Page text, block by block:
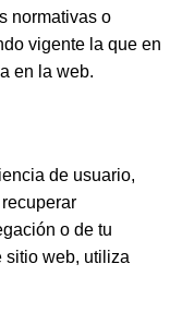
normativas o
vigente la que en
en la web.
de usuario,
o de tu
sitio web, utiliza